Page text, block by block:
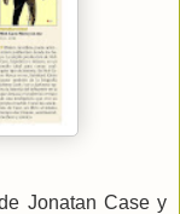
Jonatan Case y